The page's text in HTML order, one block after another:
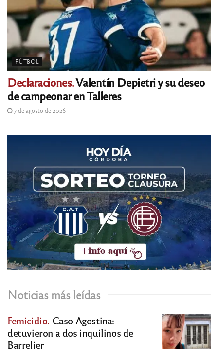
FÚTBOL
Declaraciones.Valentín Depietri y su deseo
de campeonar en Talleres
7 de agosto de 2026
Noticias más leídas
Femicidio. Caso Agostina:
detuvieron a dos inquilinos de
Barrelier